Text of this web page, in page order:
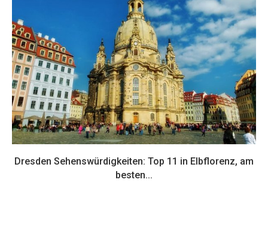
Dresden Sehenswürdigkeiten: Top 11 in Elbflorenz, am
besten...